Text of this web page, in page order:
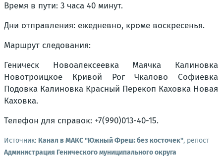
Время в пути: 3 часа 40 минут.
Дни отправления: ежедневно, кроме воскресенья.
Маршрут следования:
Геническ Новоалексеевка Маячка Калиновка
Новотроицкое Кривой Рог Чкалово Софиевка
Подовка Калиновка Красный Перекоп Каховка Новая
Каховка.
Телефон для справок: +7(990)013-40-15.
Источник: Канал в МАКС "Южный Фреш: без косточек", репост
Администрация Генического муниципального округа